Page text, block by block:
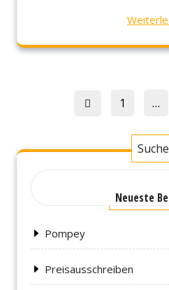
Page
1 …
Neueste
Pompey
Preisausschreiben